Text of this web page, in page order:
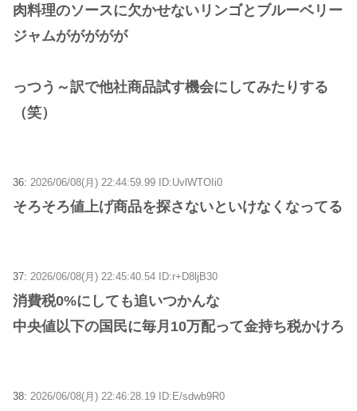
肉料理のソースに欠かせないリンゴとブルーベリー
ジャムががががが
っつう～訳で他社商品試す機会にしてみたりする
（笑）
36: 2026/06/08(月) 22:44:59.99 ID:UvlWTOIi0
そろそろ値上げ商品を探さないといけなくなってる
37: 2026/06/08(月) 22:45:40.54 ID:r+D8ljB30
消費税0%にしても追いつかんな
中央値以下の国民に毎月10万配って金持ち税かけろ
38: 2026/06/08(月) 22:46:28.19 ID:E/sdwb9R0